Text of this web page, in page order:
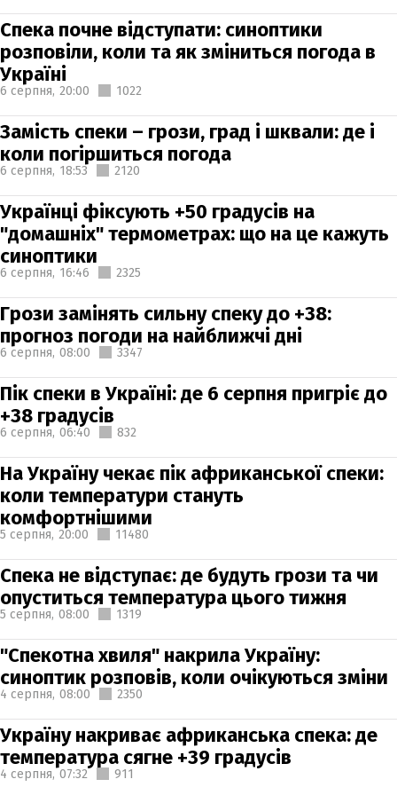
Спека почне відступати: синоптики
розповіли, коли та як зміниться погода в
Україні
6 серпня, 20:00 1022
Замість спеки – грози, град і шквали: де і
коли погіршиться погода
6 серпня, 18:53 2120
Українці фіксують +50 градусів на
"домашніх" термометрах: що на це кажуть
синоптики
6 серпня, 16:46 2325
Грози замінять сильну спеку до +38:
прогноз погоди на найближчі дні
6 серпня, 08:00 3347
Пік спеки в Україні: де 6 серпня пригріє до
+38 градусів
6 серпня, 06:40 832
На Україну чекає пік африканської спеки:
коли температури стануть
комфортнішими
5 серпня, 20:00 11480
Спека не відступає: де будуть грози та чи
опуститься температура цього тижня
5 серпня, 08:00 1319
"Спекотна хвиля" накрила Україну:
синоптик розповів, коли очікуються зміни
4 серпня, 08:00 2350
Україну накриває африканська спека: де
температура сягне +39 градусів
4 серпня, 07:32 911